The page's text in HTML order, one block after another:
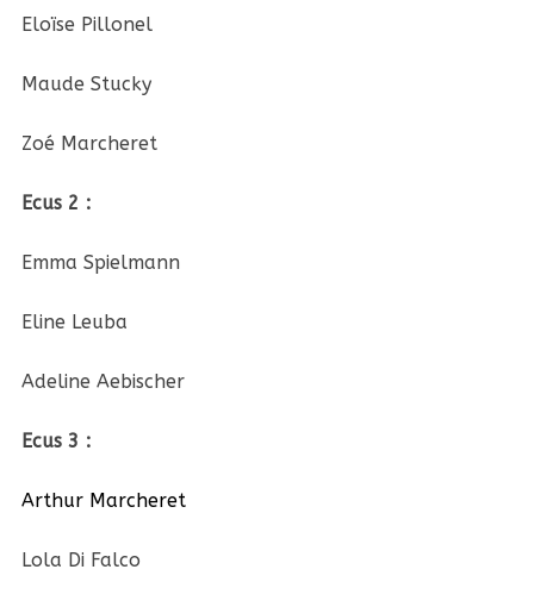
Eloïse Pillonel
Maude Stucky
Zoé Marcheret
Ecus 2 :
Emma Spielmann
Eline Leuba
Adeline Aebischer
Ecus 3 :
Arthur Marcheret
Lola Di Falco